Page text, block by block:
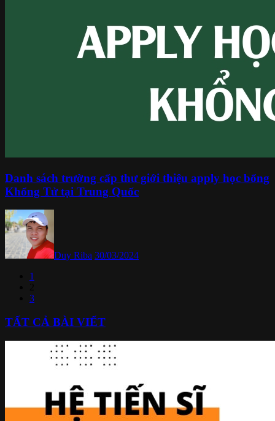
Danh sách trường cấp thư giới thiệu apply học bổng
Khổng Tử tại Trung Quốc
Duy Riba 30/03/2024
1
3
TẤT CẢ BÀI VIẾT